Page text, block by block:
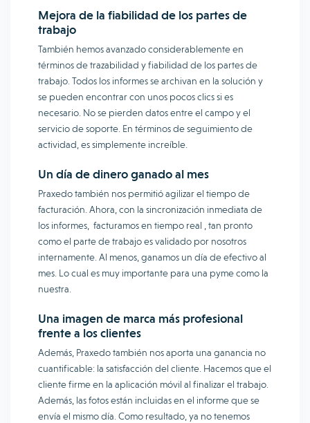
Mejora de la fiabilidad de los partes de
trabajo
También hemos avanzado considerablemente en
términos de trazabilidad y fiabilidad de los partes de
trabajo. Todos los informes se archivan en la solución y
se pueden encontrar con unos pocos clics si es
necesario. No se pierden datos entre el campo y el
servicio de soporte. En términos de seguimiento de
actividad, es simplemente increíble.
Un día de dinero ganado al mes
Praxedo también nos permitió agilizar el tiempo de
facturación. Ahora, con la sincronización inmediata de
los informes, facturamos en tiempo real , tan pronto
como el parte de trabajo es validado por nosotros
internamente. Al menos, ganamos un día de efectivo al
mes. Lo cual es muy importante para una pyme como la
nuestra.
Una imagen de marca más profesional
frente a los clientes
Además, Praxedo también nos aporta una ganancia no
cuantificable: la satisfacción del cliente. Hacemos que el
cliente firme en la aplicación móvil al finalizar el trabajo.
Además, las fotos están incluidas en el informe que se
envía el mismo día. Como resultado, ya no tenemos